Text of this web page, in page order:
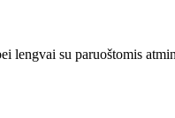
lengvai su paruoštomis